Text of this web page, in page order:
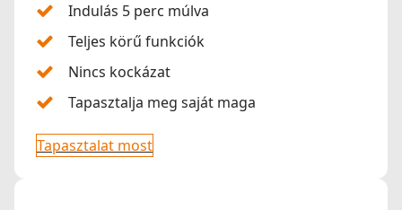
Indulás 5 perc múlva
Teljes körű funkciók
Nincs kockázat
Tapasztalja meg saját maga
Tapasztalat most